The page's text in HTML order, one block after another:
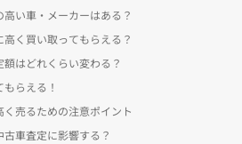
い車・メーカーはある？
く買い取ってもらえる？
はどれくらい変わる？
らえる！
売るための注意ポイント
車査定に影響する？